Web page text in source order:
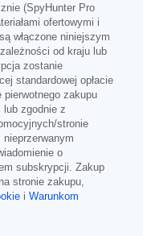
(SpyHunter Pro
ofertowymi i
włączone niniejszym
od kraju lub
zostanie
standardowej opłacie
pierwotnego zakupu
zgodnie z
stronie
o
subskrypcji. Zakup
stronie zakupu,
i Warunkom